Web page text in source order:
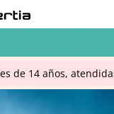
de 14 años,